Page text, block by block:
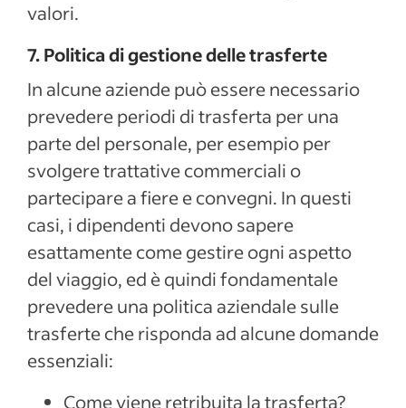
valori.
7. Politica di gestione delle trasferte
In alcune aziende può essere necessario
prevedere periodi di trasferta per una
parte del personale, per esempio per
svolgere trattative commerciali o
partecipare a fiere e convegni. In questi
casi, i dipendenti devono sapere
esattamente come gestire ogni aspetto
del viaggio, ed è quindi fondamentale
prevedere una politica aziendale sulle
trasferte che risponda ad alcune domande
essenziali:
Come viene retribuita la trasferta?